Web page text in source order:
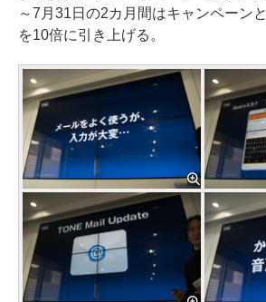
～7月31日の2カ月間はキャンペーン
を10倍に引き上げる。